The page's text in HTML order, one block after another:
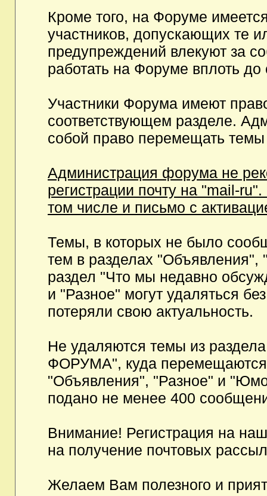
Кроме того, на Форуме
участников, допускающих те
предупреждений влекуют за
работать на Форуме вплоть
Участники Форума имеют
соответствующем разделе.
собой право перемещать темы
Администрация форума не
регистрации почту на "mail-
том числе и письмо с
Темы, в которых не было
тем в разделах
раздел "Что мы недавно
и "Разное" могут удаляться
потеряли свою актуальность.
Не удаляются темы из
ФОРУМА", куда перемещаются
"Объявления", "Разное" и
подано не менее 400
Внимание! Регистрация на
на получение почтовых
Желаем Вам полезного и